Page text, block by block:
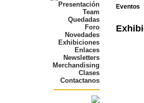
Presentación
Team
Quedadas
Foro
Novedades
Exhibiciones
Enlaces
Newsletters
Merchandising
Clases
Contactanos
Eventos